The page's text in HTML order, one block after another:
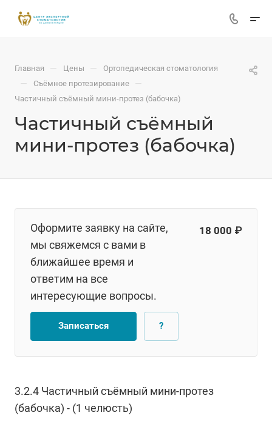
Главная — Цены — Ортопедическая стоматология
— Съёмное протезирование —
Частичный съёмный мини-протез (бабочка)
Частичный съёмный
мини-протез (бабочка)
Оформите заявку на сайте,
мы свяжемся с вами в
ближайшее время и
ответим на все
интересующие вопросы.
18 000 ₽
Записаться ?
3.2.4 Частичный съёмный мини-протез
(бабочка) - (1 челюсть)